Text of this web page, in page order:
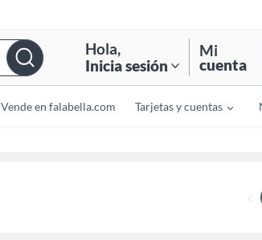
Hola,
Inicia sesión
Mi
cuenta
Vende en falabella.com Tarjetas y cuentas